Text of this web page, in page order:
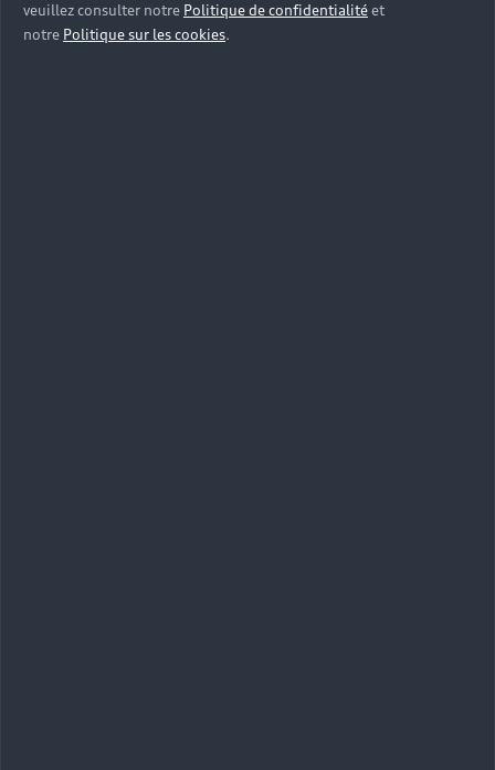
veuillez consulter notre Politique de confidentialitéet
notre Politique sur les cookies.